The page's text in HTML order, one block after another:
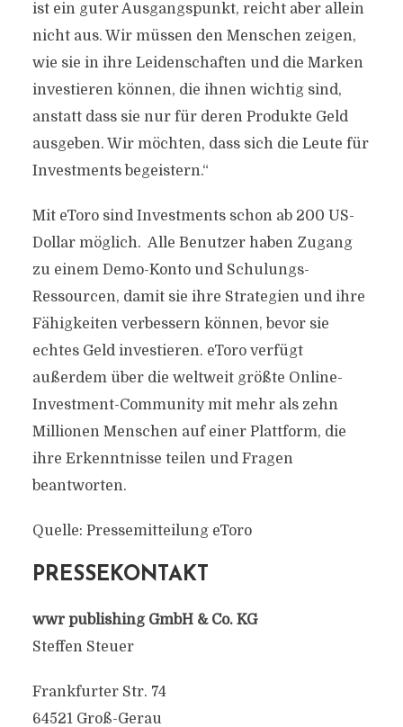
ist ein guter Ausgangspunkt, reicht aber allein
nicht aus. Wir müssen den Menschen zeigen,
wie sie in ihre Leidenschaften und die Marken
investieren können, die ihnen wichtig sind,
anstatt dass sie nur für deren Produkte Geld
ausgeben. Wir möchten, dass sich die Leute für
Investments begeistern.“
Mit eToro sind Investments schon ab 200 US-
Dollar möglich. Alle Benutzer haben Zugang
zu einem Demo-Konto und Schulungs-
Ressourcen, damit sie ihre Strategien und ihre
Fähigkeiten verbessern können, bevor sie
echtes Geld investieren. eToro verfügt
außerdem über die weltweit größte Online-
Investment-Community mit mehr als zehn
Millionen Menschen auf einer Plattform, die
ihre Erkenntnisse teilen und Fragen
beantworten.
Quelle: Pressemitteilung eToro
PRESSEKONTAKT
wwr publishing GmbH & Co. KG
Steffen Steuer
Frankfurter Str. 74
64521 Groß-Gerau